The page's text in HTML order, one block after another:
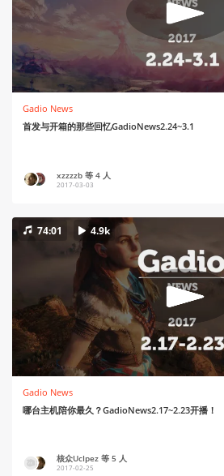
Gadio News
首发与开箱的那些回忆GadioNews2.24~3.1
xzzzzb 等 4 人
2017-03-03
74:01 4.9k
Gadio News
哪台主机陪你最久？GadioNews2.17~2.23开播！
核众UcIpez 等 5 人
2017-02-25